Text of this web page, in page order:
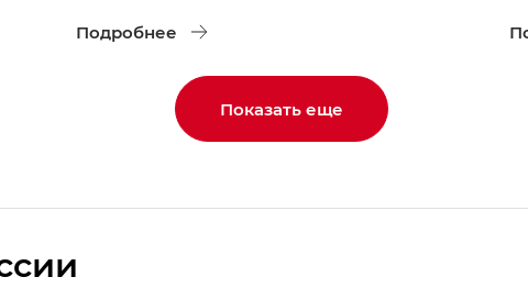
Подробнее
Показать еще